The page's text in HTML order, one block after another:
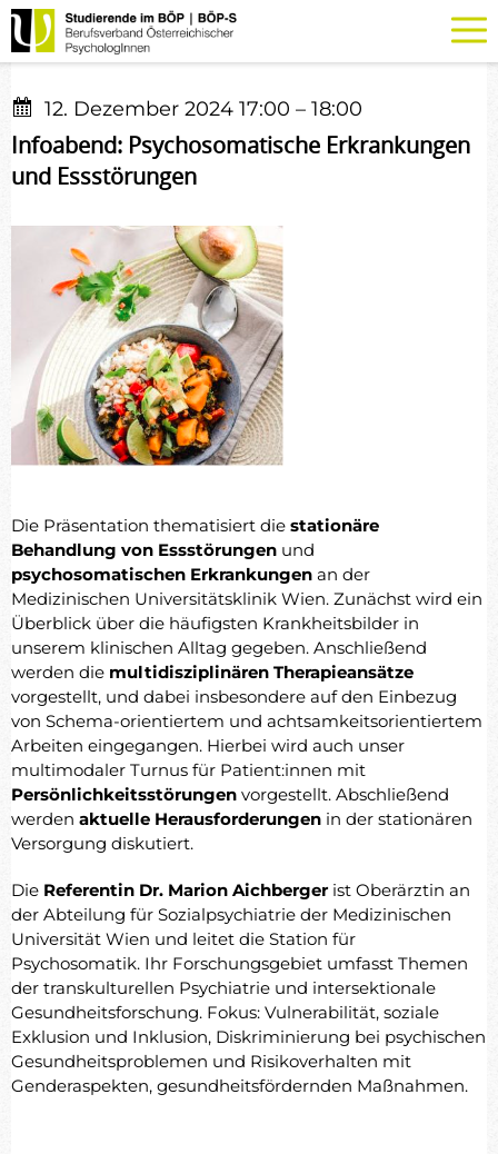
12. Dezember 2024 17:00 – 18:00
Infoabend: Psychosomatische Erkrankungen
und Essstörungen
Die Präsentation thematisiert die stationäre
Behandlung von Essstörungen und
psychosomatischen Erkrankungen an der
Medizinischen Universitätsklinik Wien. Zunächst wird ein
Überblick über die häufigsten Krankheitsbilder in
unserem klinischen Alltag gegeben. Anschließend
werden die multidisziplinären Therapieansätze
vorgestellt, und dabei insbesondere auf den Einbezug
von Schema-orientiertem und achtsamkeitsorientiertem
Arbeiten eingegangen. Hierbei wird auch unser
multimodaler Turnus für Patient:innen mit
Persönlichkeitsstörungen vorgestellt. Abschließend
werden aktuelle Herausforderungen in der stationären
Versorgung diskutiert.
Die Referentin Dr. Marion Aichbergerist Oberärztin an
der Abteilung für Sozialpsychiatrie der Medizinischen
Universität Wien und leitet die Station für
Psychosomatik. Ihr Forschungsgebiet umfasst Themen
der transkulturellen Psychiatrie und intersektionale
Gesundheitsforschung. Fokus: Vulnerabilität, soziale
Exklusion und Inklusion, Diskriminierung bei psychischen
Gesundheitsproblemen und Risikoverhalten mit
Genderaspekten, gesundheitsfördernden Maßnahmen.